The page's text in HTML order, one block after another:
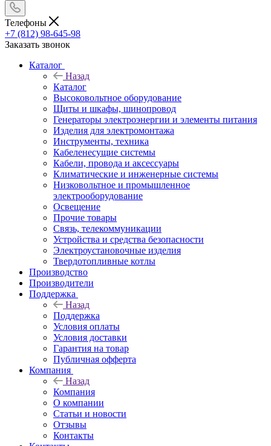
Телефоны
+7 (812) 98-645-98
Заказать звонок
Каталог
Назад
Каталог
Высоковольтное оборудование
Щиты и шкафы, шинопровод
Генераторы электроэнергии и элементы питания
Изделия для электромонтажа
Инструменты, техника
Кабеленесущие системы
Кабели, провода и аксессуары
Климатические и инженерные системы
Низковольтное и промышленное
электрооборудование
Освещение
Прочие товары
Связь, телекоммуникации
Устройства и средства безопасности
Электроустановочные изделия
Твердотопливные котлы
Производство
Производители
Поддержка
Назад
Поддержка
Условия оплаты
Условия доставки
Гарантия на товар
Публичная офферта
Компания
Назад
Компания
О компании
Статьи и новости
Отзывы
Контакты